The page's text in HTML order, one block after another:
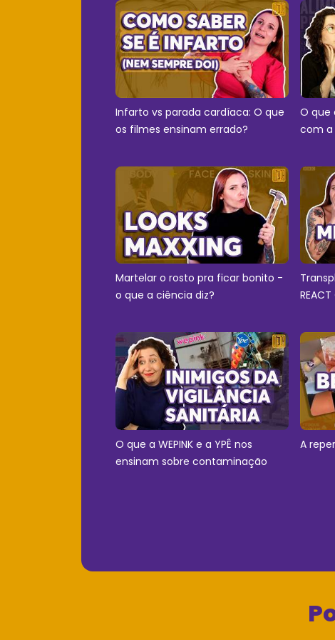
Infarto vs parada cardíaca: O que
os filmes ensinam errado?
O que
com a
Martelar o rosto pra ficar bonito -
o que a ciência diz?
O que a WEPINK e a YPÊ nos
ensinam sobre contaminação
A